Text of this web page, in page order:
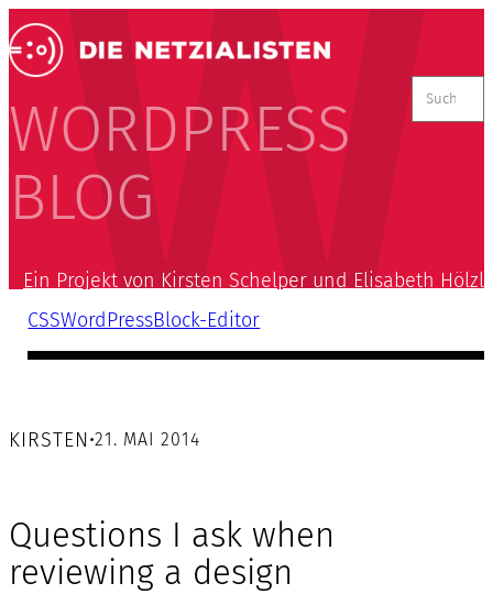
WORDPRESS
BLOG
nach:
Ein Projekt von Kirsten Schelper und Elisabeth Hölzl
CSSWordPressBlock-Editor
KIRSTEN•21. MAI 2014
Questions I ask when
reviewing a design